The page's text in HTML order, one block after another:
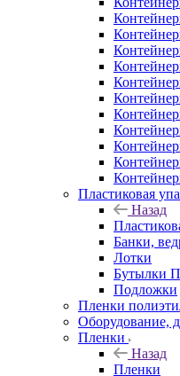
Пластиковая
Назад
Банки,
Лотки
Бутылки
Подложки
Пленки
Оборудование,
Пленки
Назад
Пленки